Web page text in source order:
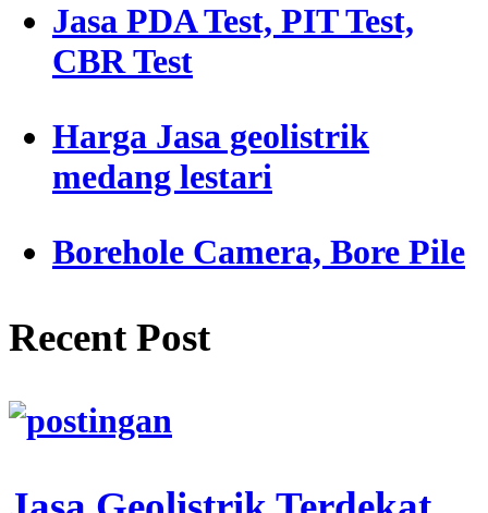
Jasa PDA Test, PIT Test,
CBR Test
Harga Jasa geolistrik
medang lestari
Borehole Camera, Bore Pile
Recent Post